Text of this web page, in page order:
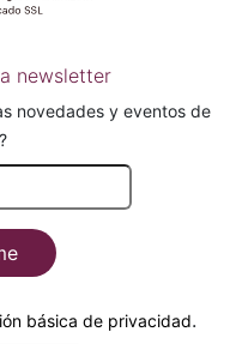
newsletter
novedades y eventos de
básica de privacidad.